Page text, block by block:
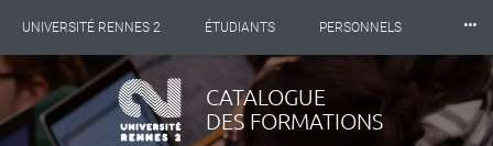
UNIVERSITÉ RENNES 2 ÉTUDIANTS PERSONNELS
INTERNATIONAL PROFESSIONNELS BIBLIOTHÈQUES
LES NOUVELLES DE RENNES 2
⸱⸱⸱
CATALOGUE
DES FORMATIONS